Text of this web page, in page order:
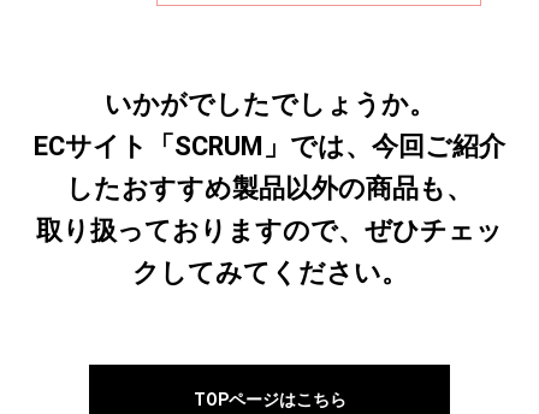
いかがでしたでしょうか。
ECサイト「SCRUM」では、今回ご紹介
したおすすめ製品以外の商品も、
取り扱っておりますので、ぜひチェッ
クしてみてください。
TOPページはこちら